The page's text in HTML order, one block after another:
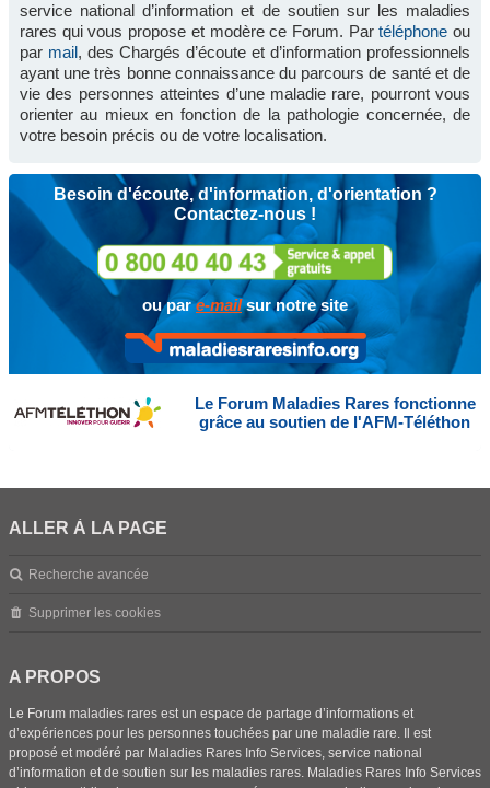
service national d’information et de soutien sur les maladies
rares qui vous propose et modère ce Forum. Partéléphone ou
par mail, des Chargés d’écoute et d’information professionnels
ayant une très bonne connaissance du parcours de santé et de
vie des personnes atteintes d’une maladie rare, pourront vous
orienter au mieux en fonction de la pathologie concernée, de
votre besoin précis ou de votre localisation.
Besoin d'écoute, d'information, d'orientation ?
Contactez-nous !
ou pare-mailsur notre site
Le Forum Maladies Rares fonctionne
grâce au soutien de l'AFM-Téléthon
ALLER À LA PAGE
Recherche avancée
Supprimer les cookies
A PROPOS
Le Forum maladies rares est un espace de partage d’informations et
d’expériences pour les personnes touchées par une maladie rare. Il est
proposé et modéré par Maladies Rares Info Services, service national
d’information et de soutien sur les maladies rares. Maladies Rares Info Services